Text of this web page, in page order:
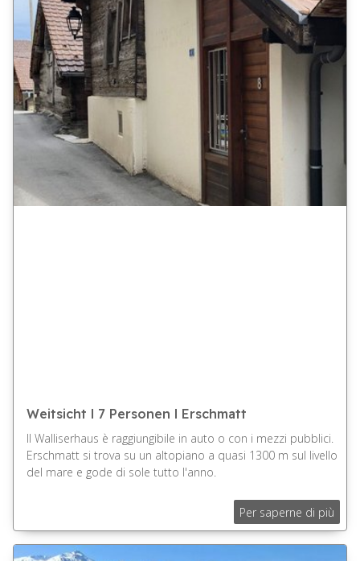
Weitsicht l 7 Personen l Erschmatt
Il Walliserhaus è raggiungibile in auto o con i mezzi pubblici.
Erschmatt si trova su un altopiano a quasi 1300 m sul livello
del mare e gode di sole tutto l'anno.
Per saperne di più